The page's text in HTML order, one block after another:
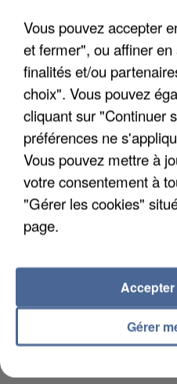
UNE TOURISTE DE
COULÉE DE BOUE EN
Vous pouvez accepter
et fermer", ou affiner
finalités et/ou
choix". Vous pouvez
cliquant sur "Continuer
préférences ne
Vous pouvez mettre à
votre consentement à
"Gérer les cookies"
page.
Gérer